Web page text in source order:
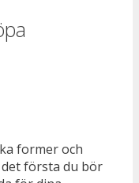
former och
första du bör